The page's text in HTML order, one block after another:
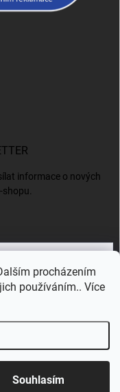
procházením
používáním.. Více
Souhlasím
informace o nových
vyhrazena.